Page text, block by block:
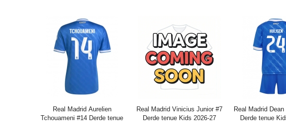
Real Madrid Aurelien
Tchouameni #14 Derde tenue
Real Madrid Vinicius Junior #7
Derde tenue Kids 2026-27
Real Madrid
Derde tenue